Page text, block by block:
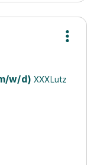
w/d) XXXLutz